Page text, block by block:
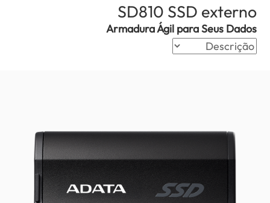
SD810 SSD externo
Armadura Ágil para Seus Dados